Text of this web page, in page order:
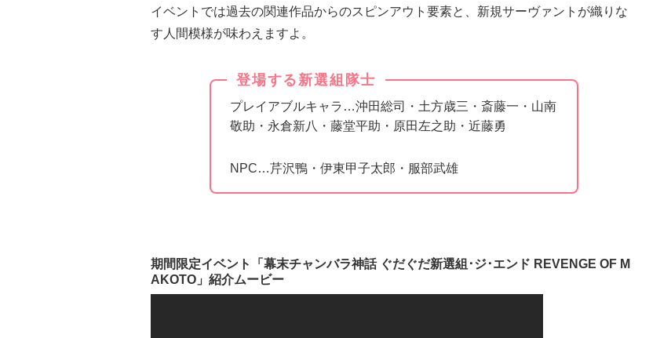
イベントでは過去の関連作品からのスピンアウト要素と、新規サーヴァントが織りな
す人間模様が味わえますよ。
登場する新選組隊士
プレイアブルキャラ…沖田総司・土方歳三・斎藤一・山南
敬助・永倉新八・藤堂平助・原田左之助・近藤勇
NPC…芹沢鴨・伊東甲子太郎・服部武雄
期間限定イベント「幕末チャンバラ神話 ぐだぐだ新選組･ジ･エンド REVENGE OF M
AKOTO」紹介ムービー